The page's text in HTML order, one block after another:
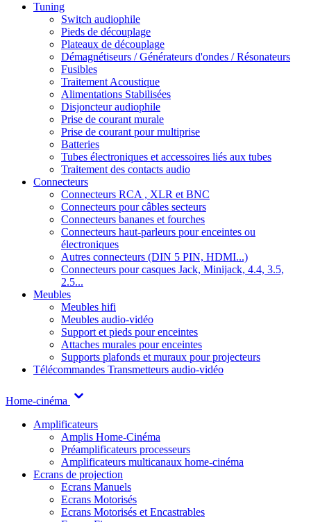
Tuning
Switch audiophile
Pieds de découplage
Plateaux de découplage
Démagnétiseurs / Générateurs d'ondes / Résonateurs
Fusibles
Traitement Acoustique
Alimentations Stabilisées
Disjoncteur audiophile
Prise de courant murale
Prise de courant pour multiprise
Batteries
Tubes électroniques et accessoires liés aux tubes
Traitement des contacts audio
Connecteurs
Connecteurs RCA , XLR et BNC
Connecteurs pour câbles secteurs
Connecteurs bananes et fourches
Connecteurs haut-parleurs pour enceintes ou
électroniques
Autres connecteurs (DIN 5 PIN, HDMI...)
Connecteurs pour casques Jack, Minijack, 4.4, 3.5,
2.5...
Meubles
Meubles hifi
Meubles audio-vidéo
Support et pieds pour enceintes
Attaches murales pour enceintes
Supports plafonds et muraux pour projecteurs
Télécommandes Transmetteurs audio-vidéo
Home-cinéma
Amplificateurs
Amplis Home-Cinéma
Préamplificateurs processeurs
Amplificateurs multicanaux home-cinéma
Ecrans de projection
Ecrans Manuels
Ecrans Motorisés
Ecrans Motorisés et Encastrables